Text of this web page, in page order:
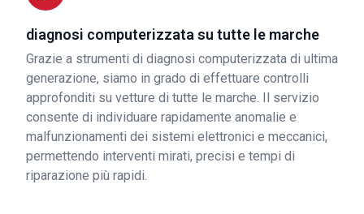
diagnosi computerizzata su tutte le marche
Grazie a strumenti di diagnosi computerizzata di ultima
generazione, siamo in grado di effettuare controlli
approfonditi su vetture di tutte le marche. Il servizio
consente di individuare rapidamente anomalie e
malfunzionamenti dei sistemi elettronici e meccanici,
permettendo interventi mirati, precisi e tempi di
riparazione più rapidi.